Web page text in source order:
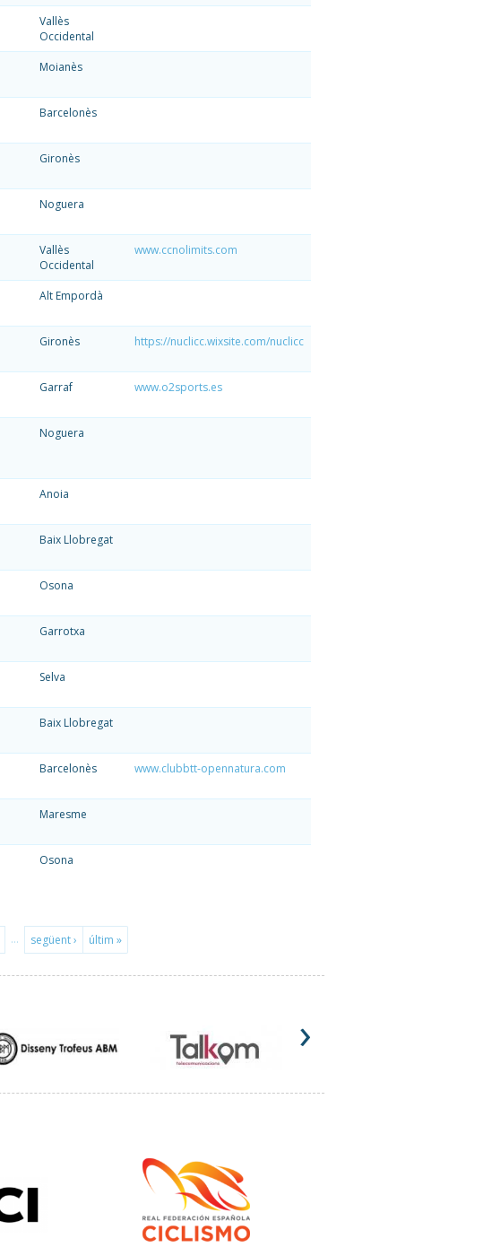
Vallès
Occidental
Moianès
Barcelonès
Gironès
Noguera
Vallès
Occidental
www.ccnolimits.com
Alt Empordà
Gironès https://nuclicc.wixsite.com/nuclicc
Garraf www.o2sports.es
Noguera
Anoia
Baix Llobregat
Osona
Garrotxa
Selva
Baix Llobregat
Barcelonès www.clubbtt-opennatura.com
Maresme
Osona
… següent › últim »
›